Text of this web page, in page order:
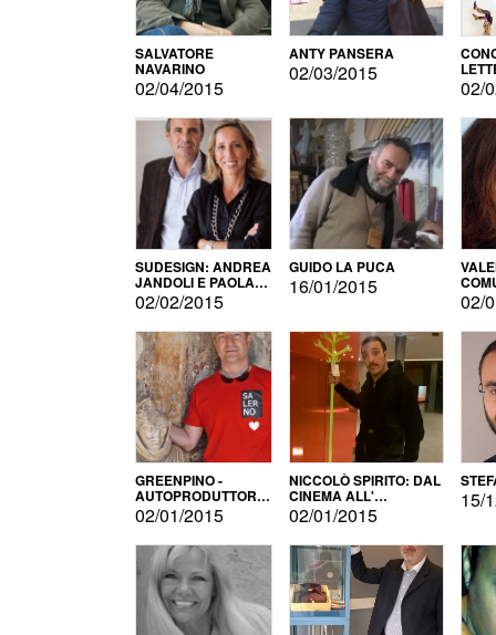
SALVATORE
NAVARINO
02/04/2015
ANTY PANSERA
02/03/2015
02/
SUDESIGN: ANDREA
JANDOLI E PAOLA
PISAPIA
02/02/2015
GUIDO LA PUCA
16/01/2015
02/
GREENPINO -
AUTOPRODUTTORE
PER AMORE
02/01/2015
NICCOLÒ SPIRITO: DAL
CINEMA ALL'
AUTOPRODUZIONE
02/01/2015
15/